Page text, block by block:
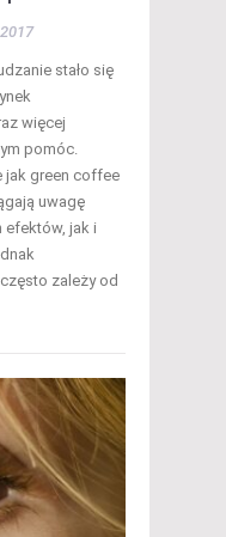
stało się
więcej
pomóc.
jak green coffee
uwagę
jak i
zależy od